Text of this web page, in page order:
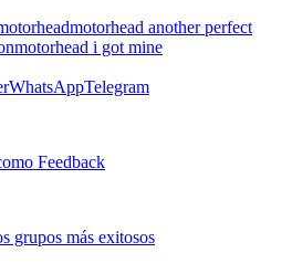
motorhead another perfect
motorhead i got mine
WhatsAppTelegram
Feedback
grupos más exitosos